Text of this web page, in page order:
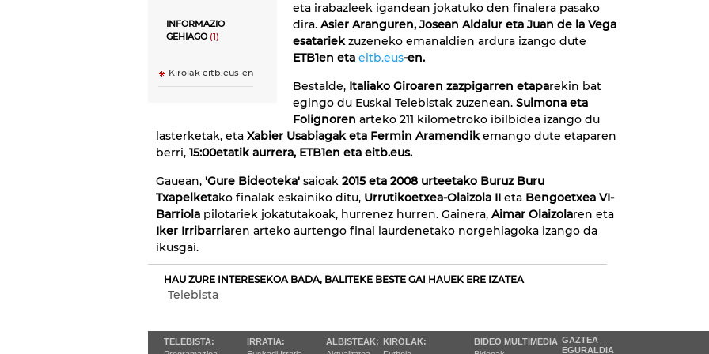
INFORMAZIO
GEHIAGO(1)
Kirolak eitb.eus-en
eta irabazleek igandean jokatuko den finalera pasako
dira. Asier Aranguren, Josean Aldalur eta Juan de la Vega
esatariekzuzeneko emanaldien ardura izango dute
ETB1en eta eitb.eus-en.
Bestalde, Italiako Giroaren zazpigarren etaparekin bat
egingo du Euskal Telebistak zuzenean. Sulmona eta
Folignoren arteko 211 kilometroko ibilbidea izango du
lasterketak, eta Xabier Usabiagak eta Fermin Aramendikemango dute etaparen
berri, 15:00etatik aurrera, ETB1en eta eitb.eus.
Gauean, 'Gure Bideoteka' saioak 2015 eta 2008 urteetako Buruz Buru
Txapelketako finalak eskainiko ditu, Urrutikoetxea-Olaizola II eta Bengoetxea VI-
Barriola pilotariek jokatutakoak, hurrenez hurren. Gainera, Aimar Olaizolaren eta
Iker Irribarriaren arteko aurtengo final laurdenetako norgehiagoka izango da
ikusgai.
HAU ZURE INTERESEKOA BADA, BALITEKE BESTE GAI HAUEK ERE IZATEA
Telebista
TELEBISTA:
IRRATIA:
ALBISTEAK: KIROLAK:
BIDEO MULTIMEDIA GAZTEA
EGURALDIA